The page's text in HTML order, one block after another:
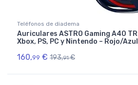
Teléfonos de diadema
Auriculares ASTRO Gaming A40
Xbox, PS, PC y Nintendo – Rojo/Azul
160,99 € 193,91 €